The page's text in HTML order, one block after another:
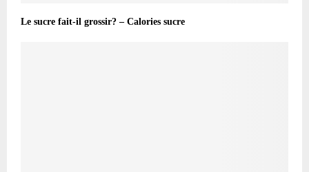
Le sucre fait-il grossir? – Calories sucre